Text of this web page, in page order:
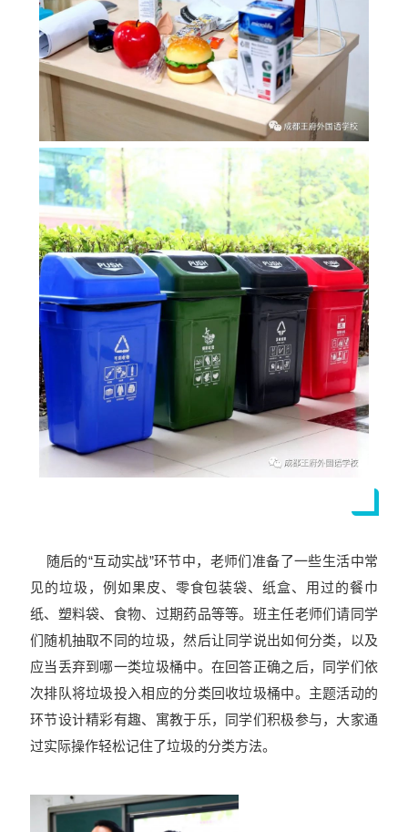
随后的“互动实战”环节中，老师们准备了一些生活中常
见的垃圾，例如果皮、零食包装袋、纸盒、用过的餐巾
纸、塑料袋、食物、过期药品等等。班主任老师们请同学
们随机抽取不同的垃圾，然后让同学说出如何分类，以及
应当丢弃到哪一类垃圾桶中。在回答正确之后，同学们依
次排队将垃圾投入相应的分类回收垃圾桶中。主题活动的
环节设计精彩有趣、寓教于乐，同学们积极参与，大家通
过实际操作轻松记住了垃圾的分类方法。